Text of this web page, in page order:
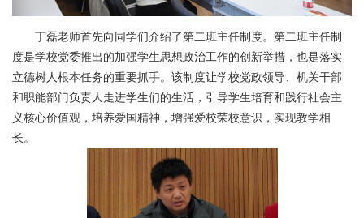
丁磊老师首先向同学们介绍了第二班主任制度。第二班主任制
度是学校党委推出的加强学生思想政治工作的创新举措，也是落实
立德树人根本任务的重要抓手。该制度让学校党政领导、机关干部
和职能部门负责人走进学生们的生活，引导学生培育和践行社会主
义核心价值观，培养爱国精神，增强爱校荣校意识，实现教学相
长。